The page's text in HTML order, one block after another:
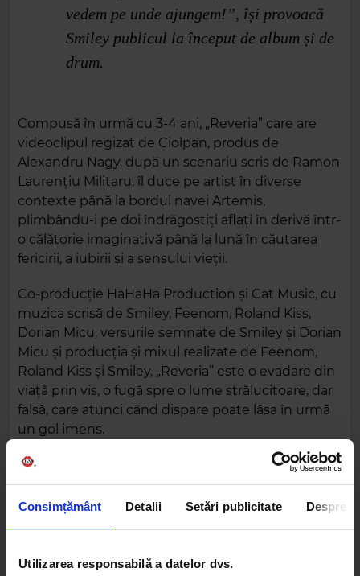
Consimțământ Detalii Setări publicitate Despre
Utilizarea responsabilă a datelor dvs.
vedem pe unde ajungem!”, își provoacă
Smiley publicul la început de album și de
drum.
Compusă în urmă cu 3-4 ani, „Reveria” care are
videoclipul regizat de Ciolpan, produs de
Alexandru Nagy, după un scenariu scris de Ramon
Laurențiu Militaru, îl duce pe artist în diverse
contexte până la bordul navei Artemis,
plimbându-i pe doi îndrăgostiți aflați în derivă într-
o călătorie imaginativă până la lună în căutarea
fericirii, a iubirii și a sensului vieții.
Co-producție HaHaHa Production și Cat Music, cu
muzica scrisă de Smiley, Feenom, Roland Kiss,
Dorian Micu, versurile semnate de Smiley și Dorian
Micu și producția și mixul realizate de Feenom,
Roland Kiss și Smiley, „Reveria” este o evadare din
viață prin vis, o fugă spre o lume strălucitoare, dar
falsă, care atunci când dispare poate lăsa în urmă
un gol imens.